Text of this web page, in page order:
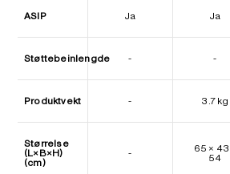
ASIP Ja Ja
Støttebeinlengde - -
Produktvekt - 3.7 kg
Størrelse
(L×B×H)
(cm)
-
65 × 43
54